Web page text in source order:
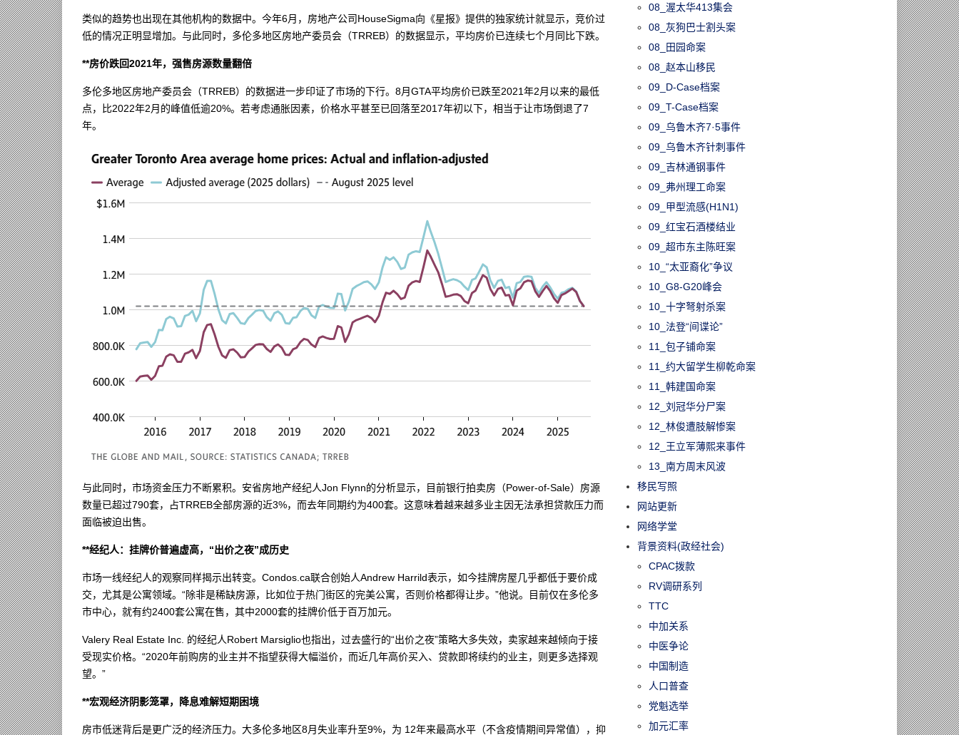
类似的趋势也出现在其他机构的数据中。今年6月，房地产公司HouseSigma向《星报》提供的独家统计就显示，竞价过
低的情况正明显增加。与此同时，多伦多地区房地产委员会（TRREB）的数据显示，平均房价已连续七个月同比下跌。
**房价跌回2021年，强售房源数量翻倍
多伦多地区房地产委员会（TRREB）的数据进一步印证了市场的下行。8月GTA平均房价已跌至2021年2月以来的最低
点，比2022年2月的峰值低逾20%。若考虑通胀因素，价格水平甚至已回落至2017年初以下，相当于让市场倒退了7
年。
与此同时，市场资金压力不断累积。安省房地产经纪人Jon Flynn的分析显示，目前银行拍卖房（Power-of-Sale）房源
数量已超过790套，占TRREB全部房源的近3%，而去年同期约为400套。这意味着越来越多业主因无法承担贷款压力而
面临被迫出售。
**经纪人：挂牌价普遍虚高，“出价之夜”成历史
市场一线经纪人的观察同样揭示出转变。Condos.ca联合创始人Andrew Harrild表示，如今挂牌房屋几乎都低于要价成
交，尤其是公寓领域。“除非是稀缺房源，比如位于热门街区的完美公寓，否则价格都得让步。”他说。目前仅在多伦多
市中心，就有约2400套公寓在售，其中2000套的挂牌价低于百万加元。
Valery Real Estate Inc. 的经纪人Robert Marsiglio也指出，过去盛行的“出价之夜”策略大多失效，卖家越来越倾向于接
受现实价格。“2020年前购房的业主并不指望获得大幅溢价，而近几年高价买入、贷款即将续约的业主，则更多选择观
望。”
**宏观经济阴影笼罩，降息难解短期困境
房市低迷背后是更广泛的经济压力。大多伦多地区8月失业率升至9%，为 12年来最高水平（不含疫情期间异常值），抑
08_渥太华413集会
08_灰狗巴士割头案
08_田园命案
08_赵本山移民
09_D-Case档案
09_T-Case档案
09_乌鲁木齐7·5事件
09_乌鲁木齐针刺事件
09_吉林通钢事件
09_弗州理工命案
09_甲型流感(H1N1)
09_红宝石酒楼结业
09_超市东主陈旺案
10_“太亚裔化”争议
10_G8-G20峰会
10_十字弩射杀案
10_法登“间谍论”
11_包子铺命案
11_约大留学生柳乾命案
11_韩建国命案
12_刘冠华分尸案
12_林俊遭肢解惨案
12_王立军薄熙来事件
13_南方周末风波
移民写照
网站更新
网络学堂
背景资料(政经社会)
CPAC拨款
RV调研系列
TTC
中加关系
中医争论
中国制造
人口普查
党魁选举
加元汇率